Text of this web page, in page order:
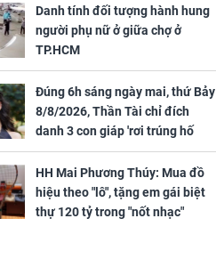
cuối
lịch, 3 con
phát Tài
trăm bề,
Phượng
trọn cơ
Hoa, vận trình khai sáng
Danh tính đối tượng hành hung
người phụ nữ ở giữa chợ ở
TP.HCM
Đúng 6h sáng ngày mai, thứ Bảy
8/8/2026, Thần Tài chỉ đích
danh 3 con giáp 'rơi trúng hố
vàng', tiền bạc ùa về nhà 'như lũ
cuốn', vươn mình thành đại gia
trong phút chốc
HH Mai Phương Thúy: Mua đồ
hiệu theo "lô", tặng em gái biệt
thự 120 tỷ trong "nốt nhạc"